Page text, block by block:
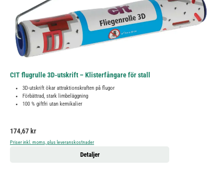
CIT flugrulle 3D-utskrift – Klisterfångare för stall
3D-utskrift ökar attraktionskraften på flugor
Förbättrad, stark limbeläggning
100 % giftfri utan kemikalier
Ordinarie pris:
174,67 kr
Priser inkl. moms, plus leveranskostnader
Detaljer